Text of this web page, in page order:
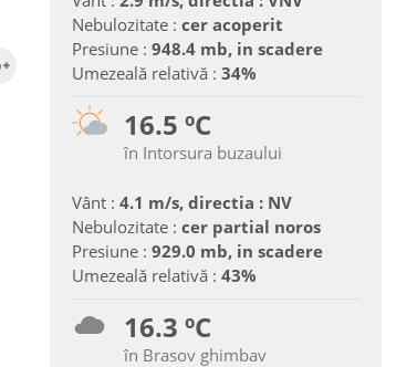
Nebulozitate : cer acoperit
Presiune : 948.4 mb, in scadere
Umezeală relativă : 34%
16.5 ºC
în Intorsura buzaului
Vânt : 4.1 m/s, directia : NV
Nebulozitate : cer partial noros
Presiune : 929.0 mb, in scadere
Umezeală relativă : 43%
16.3 ºC
în Brasov ghimbav